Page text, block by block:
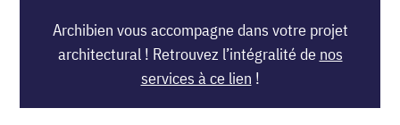
Archibien vous accompagne dans votre projet
architectural ! Retrouvez l’intégralité de nos
services à ce lien !